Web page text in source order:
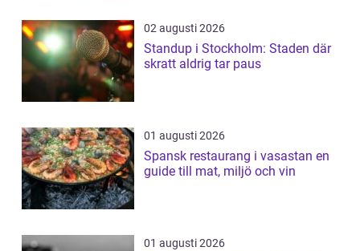
02 augusti 2026
Standup i Stockholm: Staden där
skratt aldrig tar paus
01 augusti 2026
Spansk restaurang i vasastan en
guide till mat, miljö och vin
01 augusti 2026